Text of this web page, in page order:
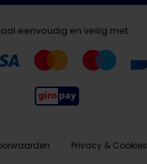
eenvoudig en veilig met
Privacy & Cookies